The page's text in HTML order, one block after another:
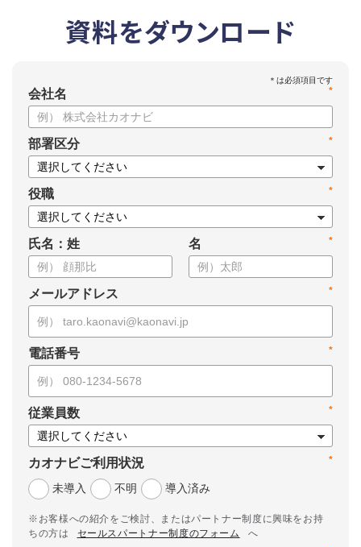
資料をダウンロード
*
会社名
*
部署区分
*
役職
氏名：姓 *
名
*
メールアドレス
*
電話番号
*
従業員数
*
カオナビご利用状況
未導入
不明 導入済み
※お客様への紹介をご検討、またはパートナー制度に興味をお持
ちの方は
セールスパートナー制度のフォーム
へ